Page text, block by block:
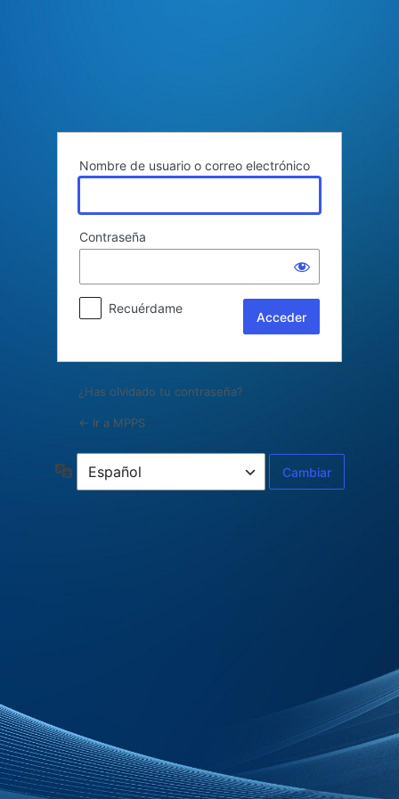
Nombre de usuario o correo electrónico
Contraseña
Recuérdame
¿Has olvidado tu contraseña?
← Ir a MPPS
Idioma